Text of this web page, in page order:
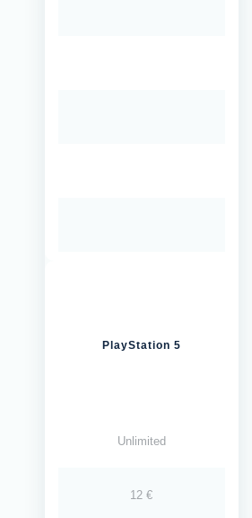
PlayStation 5
Unlimited
12 €